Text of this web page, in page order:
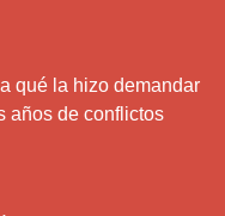
qué la hizo demandar
años de conflictos